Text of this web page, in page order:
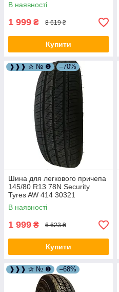
В наявності
1 999 ₴ 8 619 ₴
Купити
❱❱❱ ✰ № ❶ –70%
Шина для легкового причепа
145/80 R13 78N Security
Tyres AW 414 30321
В наявності
1 999 ₴ 6 623 ₴
Купити
❱❱❱ ✰ № ❶ –68%